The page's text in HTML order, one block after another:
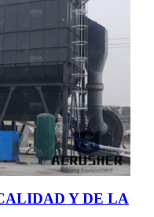
Y DE LA